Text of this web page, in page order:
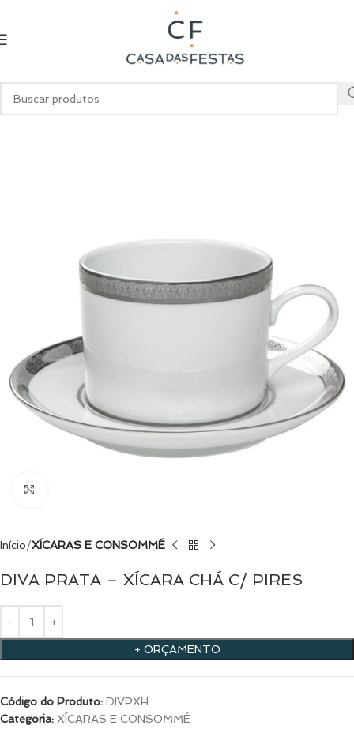
Início XÍCARAS E CONSOMMÉ
DIVA PRATA – XÍCARA CHÁ C/ PIRES
+ ORÇAMENTO
Código do Produto: DIVPXH
Categoria: XÍCARAS E CONSOMMÉ